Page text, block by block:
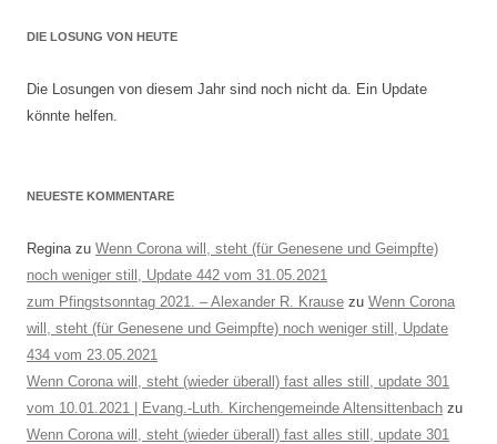
DIE LOSUNG VON HEUTE
Die Losungen von diesem Jahr sind noch nicht da. Ein Update
könnte helfen.
NEUESTE KOMMENTARE
Reginazu Wenn Corona will, steht (für Genesene und Geimpfte)
noch weniger still, Update 442 vom 31.05.2021
zum Pfingstsonntag 2021. – Alexander R. Krause zu Wenn Corona
will, steht (für Genesene und Geimpfte) noch weniger still, Update
434 vom 23.05.2021
Wenn Corona will, steht (wieder überall) fast alles still, update 301
vom 10.01.2021 | Evang.-Luth. Kirchengemeinde Altensittenbach zu
Wenn Corona will, steht (wieder überall) fast alles still, update 301